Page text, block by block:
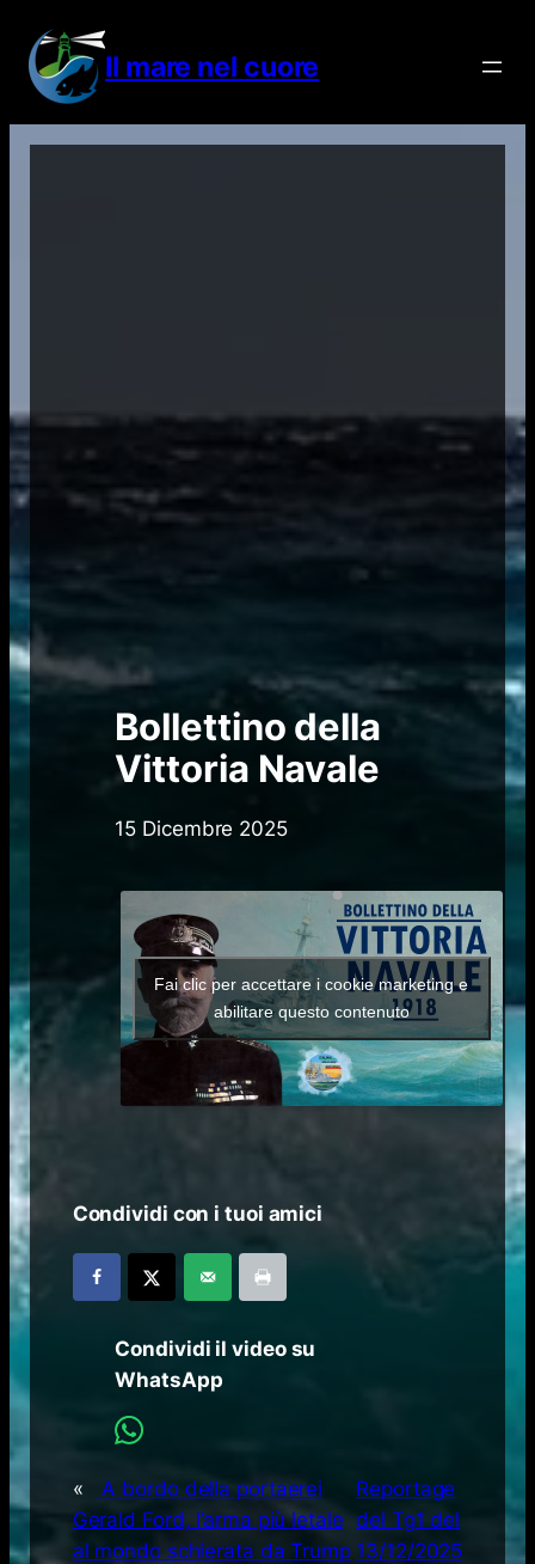
contenuto
Il mare nel cuore
Bollettino della
Vittoria Navale
15 Dicembre 2025
Fai clic per accettare i cookie marketing e
abilitare questo contenuto
Condividi con i tuoi amici
Condividi il video su
WhatsApp
«
A bordo della portaerei
Gerald Ford, l’arma più letale
al mondo schierata da Trump
Reportage
del Tg1 del
13/12/2025